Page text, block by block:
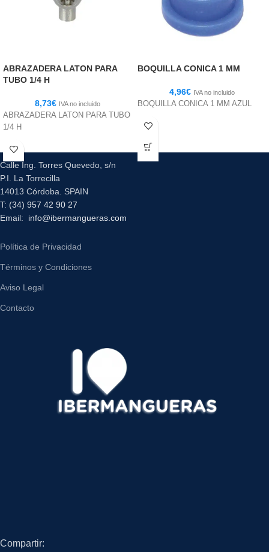
ABRAZADERA LATON PARA
TUBO 1/4 H
8,73€ IVA no incluido
ABRAZADERA LATON PARA TUBO
1/4 H
BOQUILLA CONICA 1 MM
4,96€ IVA no incluido
BOQUILLA CONICA 1 MM AZUL
Calle Ing. Torres Quevedo, s/n
P.I. La Torrecilla
14013 Córdoba. SPAIN
T: (34) 957 42 90 27
Email: info@ibermangueras.com
Política de Privacidad
Términos y Condiciones
Aviso Legal
Contacto
Compartir: